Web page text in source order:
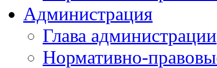
Администрация
Глава администрации
Нормативно-